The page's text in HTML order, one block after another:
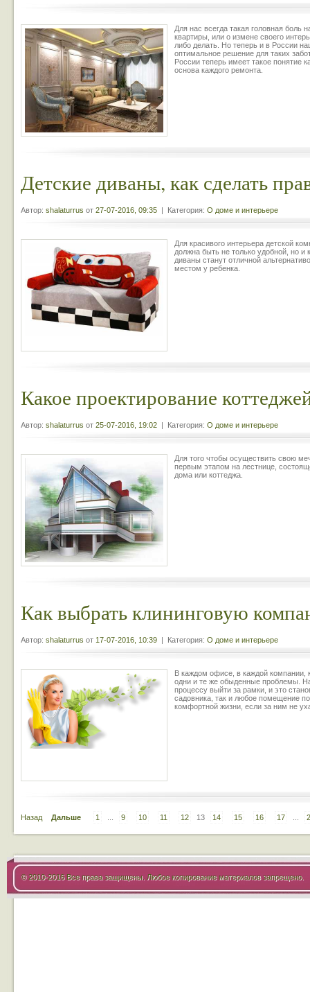
Для нас всегда такая головная боль
квартиры, или о измене своего
либо делать. Но теперь и в России
оптимальное решение для таких
России теперь имеет такое понятие
основа каждого ремонта.
Детские диваны, как сделать
Автор: shalaturrus от 27-07-2016, 09:35 | Категория: О доме и интерьере
Для красивого интерьера детской
должна быть не только удобной, но и
диваны станут отличной
местом у ребенка.
Какое проектирование
Автор: shalaturrus от 25-07-2016, 19:02 | Категория: О доме и интерьере
Для того чтобы осуществить свою
первым этапом на лестнице,
дома или коттеджа.
Как выбрать клининговую
Автор: shalaturrus от 17-07-2016, 10:39 | Категория: О доме и интерьере
В каждом офисе, в каждой компании,
одни и те же обыденные проблемы.
процессу выйти за рамки, и это
садовника, так и любое помещение
комфортной жизни, если за ним не
Назад Дальше 1 9 10 11 12 13 14 15 16 17
© 2010-2016 Все права защищены. Любое копирование материалов запрещено.